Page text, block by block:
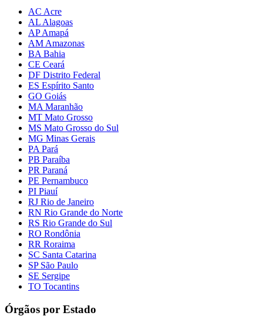
AC Acre
AL Alagoas
AP Amapá
AM Amazonas
BA Bahia
CE Ceará
DF Distrito Federal
ES Espírito Santo
GO Goiás
MA Maranhão
MT Mato Grosso
MS Mato Grosso do Sul
MG Minas Gerais
PA Pará
PB Paraíba
PR Paraná
PE Pernambuco
PI Piauí
RJ Rio de Janeiro
RN Rio Grande do Norte
RS Rio Grande do Sul
RO Rondônia
RR Roraima
SC Santa Catarina
SP São Paulo
SE Sergipe
TO Tocantins
Órgãos por Estado